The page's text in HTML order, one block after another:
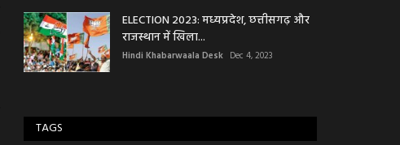
ELECTION 2023: मध्यप्रदेश, छत्तीसगढ़ और
राजस्थान में खिला...
Hindi Khabarwaala Desk Dec 4, 2023
TAGS